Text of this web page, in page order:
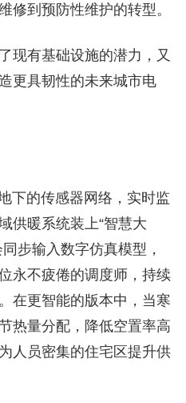
修到预防性维护的转型。
现有基础设施的潜力，又
更具韧性的未来城市电
下的传感器网络，实时监
供暖系统装上“智慧大
步输入数字仿真模型，
永不疲倦的调度师，持续
在更智能的版本中，当寒
热量分配，降低空置率高
人员密集的住宅区提升供